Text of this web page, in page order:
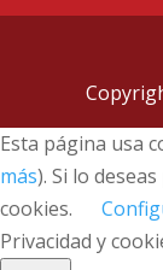
Esta página usa
más). Si lo
cookies.
Privacidad y